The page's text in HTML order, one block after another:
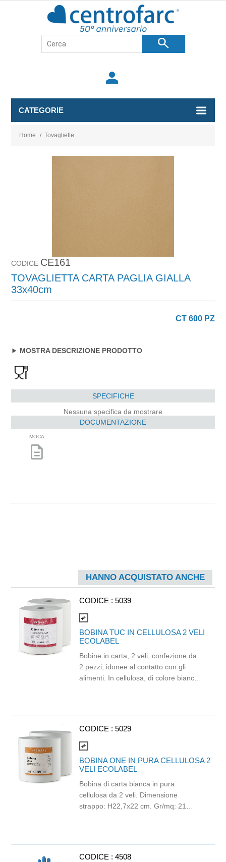
search
person
CATEGORIE
Home / Tovagliette
CODICE CE161
TOVAGLIETTA CARTA PAGLIA GIALLA
33x40cm
CT 600 PZ
MOSTRA DESCRIZIONE PRODOTTO
SPECIFICHE
Nessuna specifica da mostrare
DOCUMENTAZIONE
MOCA
description
HANNO ACQUISTATO ANCHE
CODICE : 5039
compare_arrows
BOBINA TUC IN CELLULOSA 2 VELI
ECOLABEL
Bobine in carta, 2 veli, confezione da
2 pezzi, idonee al contatto con gli
alimenti. In cellulosa, di colore bianco
CODICE : 5029
compare_arrows
BOBINA ONE IN PURA CELLULOSA 2
VELI ECOLABEL
Bobina di carta bianca in pura
cellulosa da 2 veli. Dimensione
strappo: H22,7x22 cm. Gr/mq: 21
CODICE : 4508